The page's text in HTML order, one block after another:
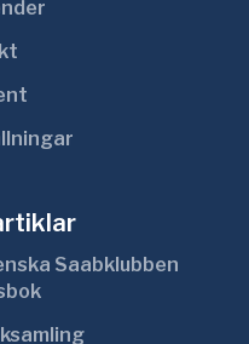
Saabklubben